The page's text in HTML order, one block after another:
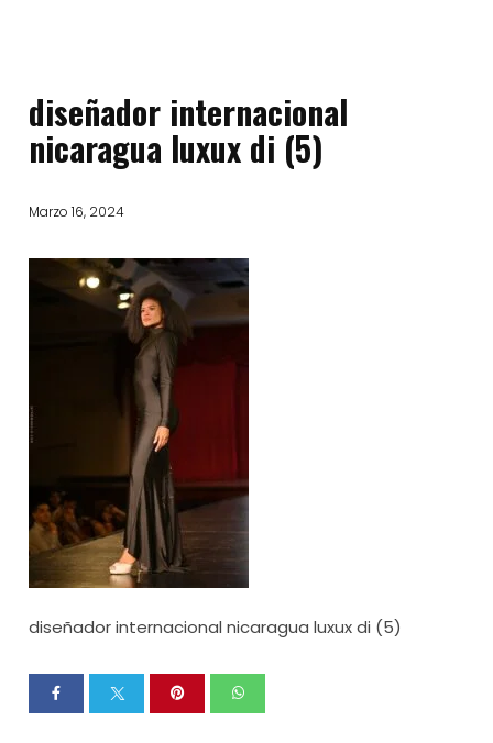
diseñador internacional
nicaragua luxux di (5)
Marzo 16, 2024
diseñador internacional nicaragua luxux di (5)